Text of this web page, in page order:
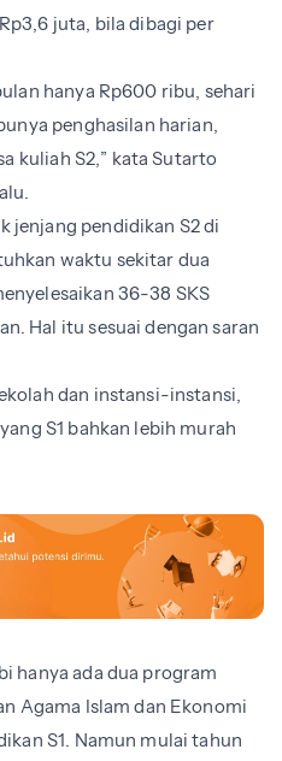
juta, bila dibagi per
hanya Rp600 ribu, sehari
penghasilan harian,
kuliah S2,” kata Sutarto
jenjang pendidikan S2 di
waktu sekitar dua
36-38 SKS
Hal itu sesuai dengan saran
dan instansi-instansi,
S1 bahkan lebih murah
hanya ada dua program
Agama Islam dan Ekonomi
S1. Namun mulai tahun